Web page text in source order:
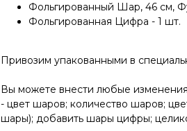
Фольгированный Шар, 46 см,
Фольгированная Цифра - 1 шт.
Привозим упакованными в
Вы можете внести любые
- цвет шаров; количество шаров;
шары); добавить шары цифры;